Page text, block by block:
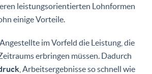
leistungsorientierten Lohnformen
einige Vorteile.
im Vorfeld die Leistung, die
erbringen müssen. Dadurch
, Arbeitsergebnisse so schnell wie